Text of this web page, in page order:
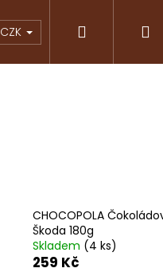
ČOKOLÁDY
CZK
CHOCOPOLA
Škoda 180g
Skladem (4 ks)
259 Kč